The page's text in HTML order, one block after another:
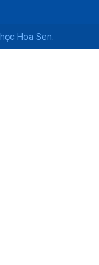
Hoa Sen.